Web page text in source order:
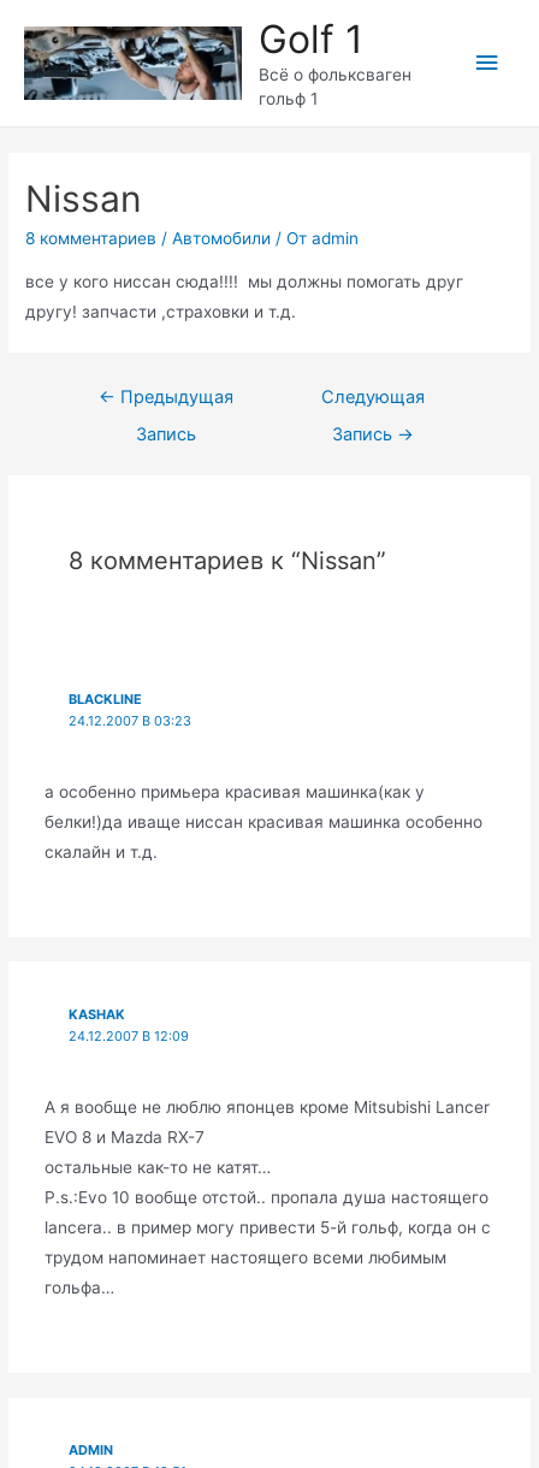
содержимому
Golf 1
Всё о фольксваген
гольф 1
Nissan
8 комментариев /Автомобили / От admin
все у кого ниссан сюда!!!!
мы должны помогать друг
другу! запчасти ,страховки и т.д.
Навигация
← Предыдущая
Запись
Следующая
Запись →
8 комментариев к “Nissan”
BLACKLINE
24.12.2007 В 03:23
а особенно примьера красивая машинка(как у
белки!)да иваще ниссан красивая машинка особенно
скалайн и т.д.
KASHAK
24.12.2007 В 12:09
А я вообще не люблю японцев кроме Mitsubishi Lancer
EVO 8 и Mazda RX-7
остальные как-то не катят…
P.s.:Evo 10 вообще отстой.. пропала душа настоящего
lancera.. в пример могу привести 5-й гольф, когда он с
трудом напоминает настоящего всеми любимым
гольфа…
ADMIN